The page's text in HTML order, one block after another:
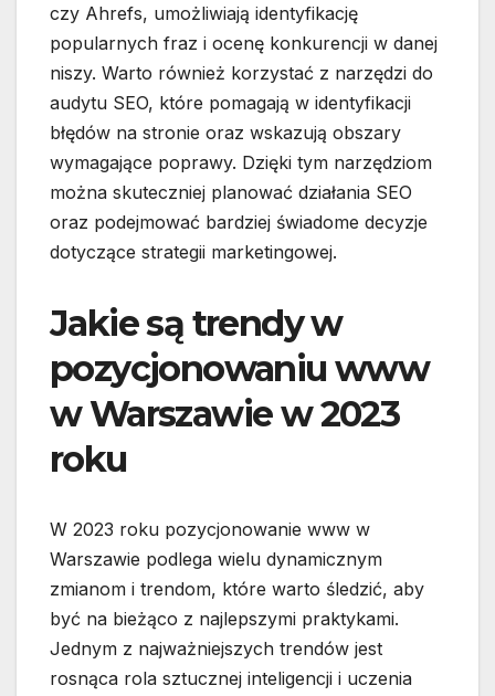
czy Ahrefs, umożliwiają identyfikację
popularnych fraz i ocenę konkurencji w danej
niszy. Warto również korzystać z narzędzi do
audytu SEO, które pomagają w identyfikacji
błędów na stronie oraz wskazują obszary
wymagające poprawy. Dzięki tym narzędziom
można skuteczniej planować działania SEO
oraz podejmować bardziej świadome decyzje
dotyczące strategii marketingowej.
Jakie są trendy w
pozycjonowaniu www
w Warszawie w 2023
roku
W 2023 roku pozycjonowanie www w
Warszawie podlega wielu dynamicznym
zmianom i trendom, które warto śledzić, aby
być na bieżąco z najlepszymi praktykami.
Jednym z najważniejszych trendów jest
rosnąca rola sztucznej inteligencji i uczenia